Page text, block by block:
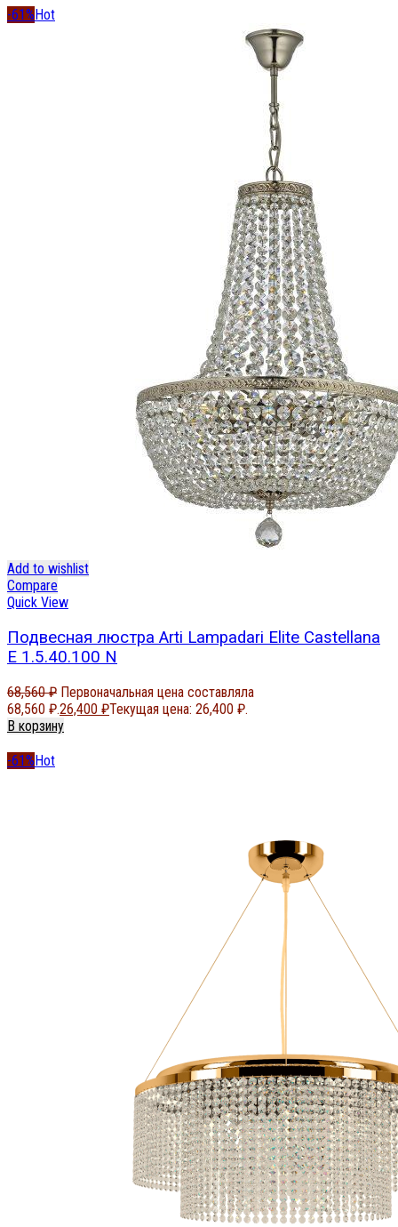
-61% Hot
Add to wishlist
Compare
Quick View
Подвесная люстра Arti Lampadari Elite Castellana
E 1.5.40.100 N
68,560₽ Первоначальная цена составляла
68,560 ₽.26,400 ₽Текущая цена: 26,400 ₽.
В корзину
-61%Hot